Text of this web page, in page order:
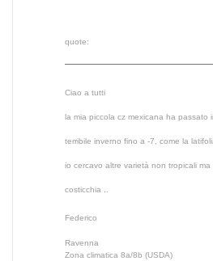
quote:
Ciao a tutti
la mia piccola cz mexicana ha passato
terribile inverno fino a -7, come la
io cercavo altre varietà non tropicali
costicchia ..
Federico
Ravenna
Zona climatica 8a/8b (USDA)